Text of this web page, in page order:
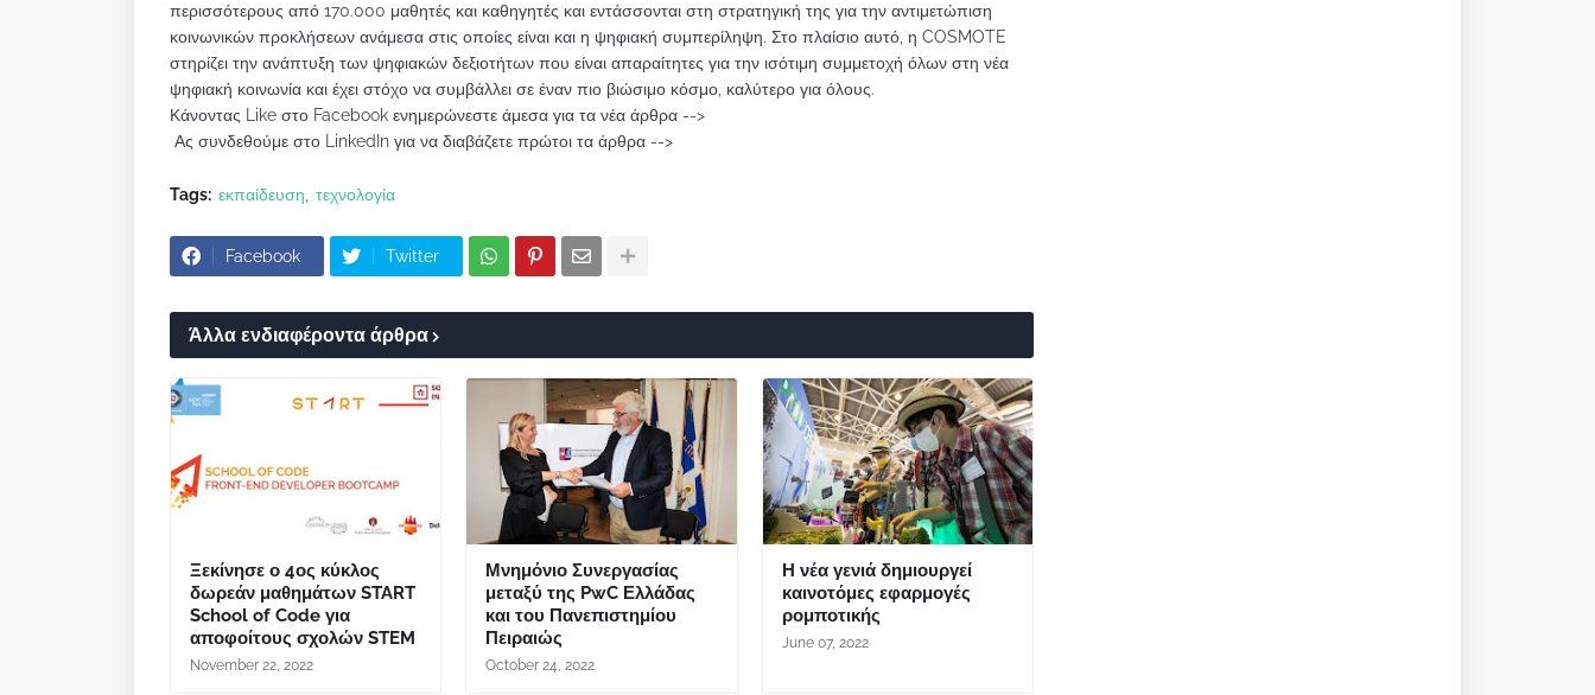
περισσότερους από 170.000 μαθητές και καθηγητές και εντάσσονται στη στρατηγική της για την αντιμετώπιση
κοινωνικών προκλήσεων ανάμεσα στις οποίες είναι και η ψηφιακή συμπερίληψη. Στο πλαίσιο αυτό, η COSMOTE
στηρίζει την ανάπτυξη των ψηφιακών δεξιοτήτων που είναι απαραίτητες για την ισότιμη συμμετοχή όλων στη νέα
ψηφιακή κοινωνία και έχει στόχο να συμβάλλει σε έναν πιο βιώσιμο κόσμο, καλύτερο για όλους.
Κάνοντας Like στο Facebook ενημερώνεστε άμεσα για τα νέα άρθρα -->
Ας συνδεθούμε στο LinkedIn για να διαβάζετε πρώτοι τα άρθρα -->
Tags: εκπαίδευση τεχνολογία
Facebook Twitter
Άλλα ενδιαφέροντα άρθρα
Ξεκίνησε ο 4ος κύκλος
δωρεάν μαθημάτων START
School of Code για
αποφοίτους σχολών STEM
November 22, 2022
Μνημόνιο Συνεργασίας
μεταξύ της PwC Ελλάδας
και του Πανεπιστημίου
Πειραιώς
October 24, 2022
Η νέα γενιά δημιουργεί
καινοτόμες εφαρμογές
ρομποτικής
June 07, 2022